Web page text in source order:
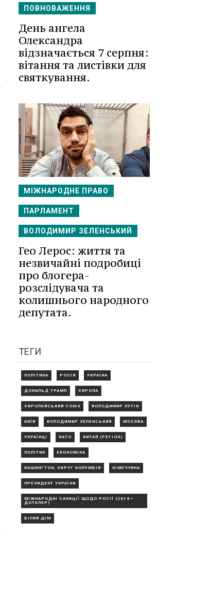
ПОВНОВАЖЕННЯ
День ангела
Олександра
відзначається 7 серпня:
вітання та листівки для
святкування.
МІЖНАРОДНЕ ПРАВО
ПАРЛАМЕНТ
ВОЛОДИМИР ЗЕЛЕНСЬКИЙ
Гео Лерос: життя та
незвичайні подробиці
про блогера-
розслідувача та
колишнього народного
депутата.
ТЕГИ
ПОЛІТИКА РОСІЯ УКРАЇНА
ДОНАЛЬД ТРАМП ЄВРОПА
ЄВРОПЕЙСЬКИЙ СОЮЗ ВОЛОДИМИР ПУТІН
КИЇВ ВОЛОДИМИР ЗЕЛЕНСЬКИЙ МОСКВА
УКРАЇНЦІ НАТО КИТАЙ (РЕГІОН)
ПОЛІТИК ЕКОНОМІКА
ВАШИНГТОН, ОКРУГ КОЛУМБІЯ НІМЕЧЧИНА
ПРЕЗИДЕНТ УКРАЇНИ
МІЖНАРОДНІ САНКЦІЇ ЩОДО РОСІЇ (2014—
ДОТЕПЕР)
БІЛИЙ ДІМ